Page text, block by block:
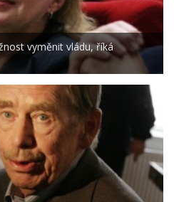
vyměnit vládu, říká